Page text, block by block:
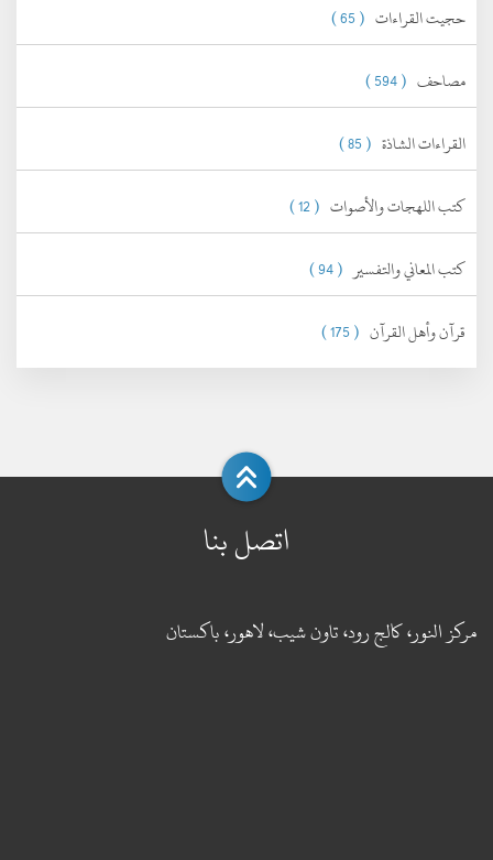
حجيت القراءات ( 65 )
مصاحف ( 594 )
القراءات الشاذة ( 85 )
كتب اللهجات والأصوات ( 12 )
كتب المعاني والتفسير ( 94 )
قرآن وأهل القرآن ( 175 )
اتصل بنا
مركز النور، كالج رود، تاون شيب، لاهور، باكستان